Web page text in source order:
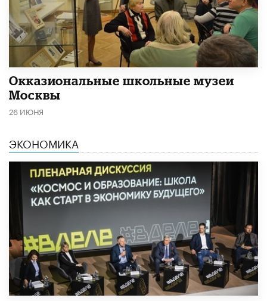
​Окказиональные школьные музеи
Москвы
26 ИЮНЯ
ЭКОНОМИКА